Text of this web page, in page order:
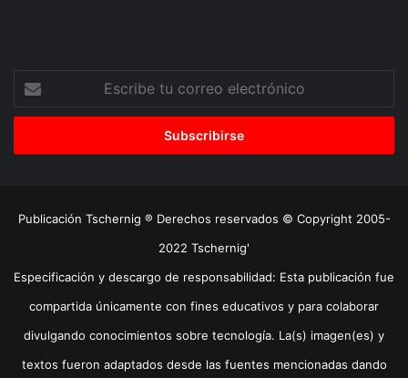
correo
Publicación Tschernig ® Derechos reservados © Copyright 2005-
2022 Tschernig'
Especificación y descargo de responsabilidad: Esta publicación fue
compartida únicamente con fines educativos y para colaborar
divulgando conocimientos sobre tecnología. La(s) imagen(es) y
textos fueron adaptados desde las fuentes mencionadas dando